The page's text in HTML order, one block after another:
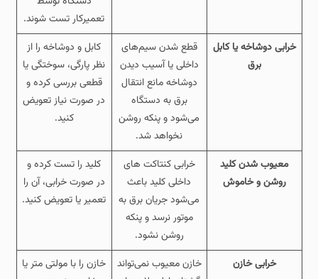
تعمیرکار تست شوند.
خرابی دوشاخه یا کابل
برق
قطع شدن سیم‌های
داخلی یا آسیب دیدن
دوشاخه مانع انتقال
برق به دستگاه
می‌شود و پنکه روشن
نخواهد شد.
کابل و دوشاخه را از
نظر پارگی، سوختگی یا
قطعی بررسی کرده و
در صورت نیاز تعویض
کنید.
معیوب شدن کلید
روشن و خاموش
خرابی کنتاکت‌ های
داخلی کلید باعث
می‌شود جریان برق به
موتور نرسد و پنکه
روشن نشود.
کلید را تست کرده و
در صورت خرابی، آن را
تعمیر یا تعویض کنید.
خرابی خازن
خازن معیوب نمی‌تواند
خازن را با مولتی‌ متر یا